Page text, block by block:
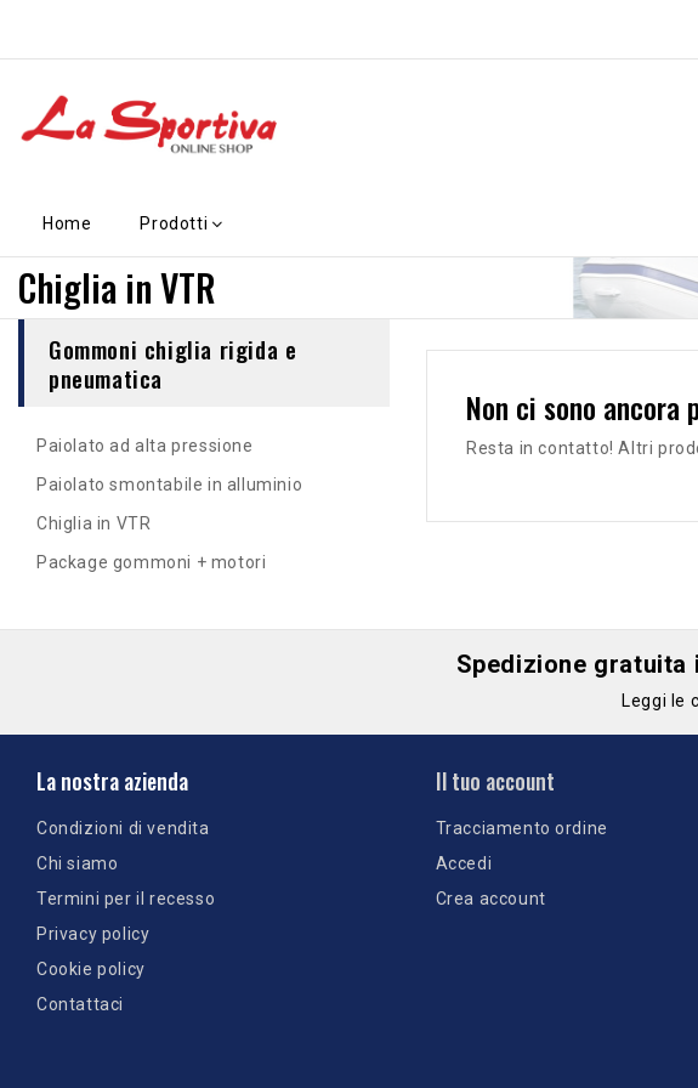
Home Prodotti
Chiglia in VTR
Gommoni chiglia rigida e
pneumatica
Paiolato ad alta pressione
Paiolato smontabile in alluminio
Chiglia in VTR
Package gommoni + motori
Non ci sono
Resta in contatto! Altri
Spedizione
Leggi le
La nostra azienda
Condizioni di vendita
Chi siamo
Termini per il recesso
Privacy policy
Cookie policy
Contattaci
Il tuo account
Tracciamento ordine
Accedi
Crea account